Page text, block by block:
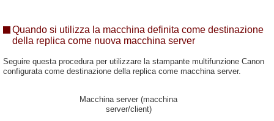
Quando si utilizza la macchina definita come destinazione
della replica come nuova macchina server
Seguire questa procedura per utilizzare la stampante multifunzione Canon
configurata come destinazione della replica come macchina server.
Macchina server (macchina
server/client)